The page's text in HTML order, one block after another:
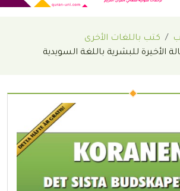
كتب باللغات الأخرى
الأخيرة للبشرية باللغة السويدية